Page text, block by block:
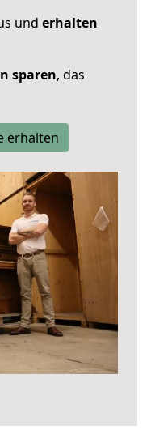
und erhalten
sparen, das
erhalten